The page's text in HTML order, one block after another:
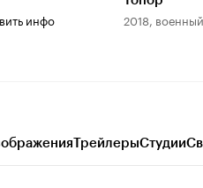
инфо 2018, военный
ТрейлерыСтудии